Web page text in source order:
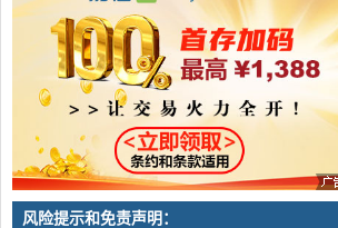
风险提示和免责声明：